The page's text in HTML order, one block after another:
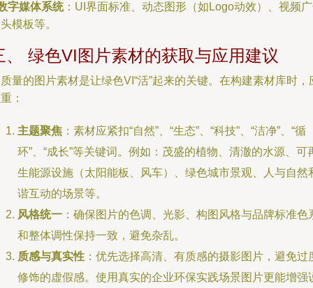
字媒体系统：UI界面标准、动态图形（如Logo动效）、视频
模板等。
、 绿色VI图片素材的获取与应用建议
量的图片素材是让绿色VI“活”起来的关键。在构建素材库时，
：
主题聚焦 ：素材应紧扣“自然”、“生态”、“科技”、“洁净”、“循
环”、“成长”等关键词。例如：茂盛的植物、清澈的水源、可
生能源设施（太阳能板、风车）、绿色城市景观、人与自然
谐互动的场景等。
风格统一 ：确保图片的色调、光影、构图风格与品牌标准色
和整体调性保持一致，避免杂乱。
质感与真实性 ：优先选择高清、有质感的摄影图片，避免过
修饰的虚假感。使用真实的企业环保实践场景图片更能增强